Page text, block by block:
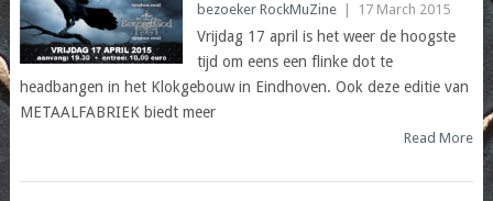
bezoeker RockMuZine 17 March 2015
Vrijdag 17 april is het weer de hoogste
tijd om eens een flinke dot te
headbangen in het Klokgebouw in Eindhoven. Ook deze editie van
METAALFABRIEK biedt meer
Read More